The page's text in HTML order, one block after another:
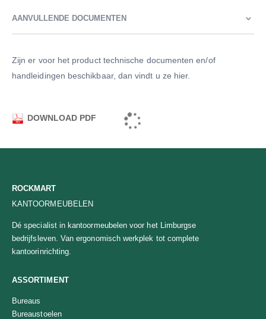
AANVULLENDE DOCUMENTEN
Zijn er voor het product technische documenten en/of
handleidingen beschikbaar, dan vindt u ze hier.
DOWNLOAD PDF
ROCKMART
KANTOORMEUBELEN
Dé specialist in kantoormeubelen voor het Limburgse
bedrijfsleven. Van ergonomisch werkplek tot complete
kantoorinrichting.
ASSORTIMENT
Bureaus
Bureaustoelen